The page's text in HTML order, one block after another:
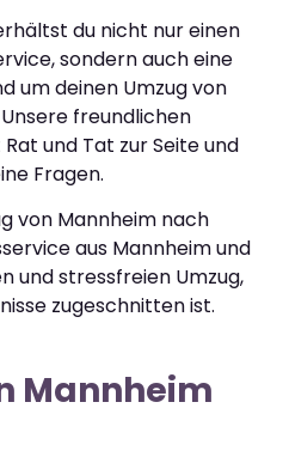
du nicht nur einen
sondern auch eine
um deinen Umzug von
freundlichen
und Tat zur Seite und
Fragen.
von Mannheim nach
aus Mannheim und
und stressfreien Umzug,
zugeschnitten ist.
Mannheim